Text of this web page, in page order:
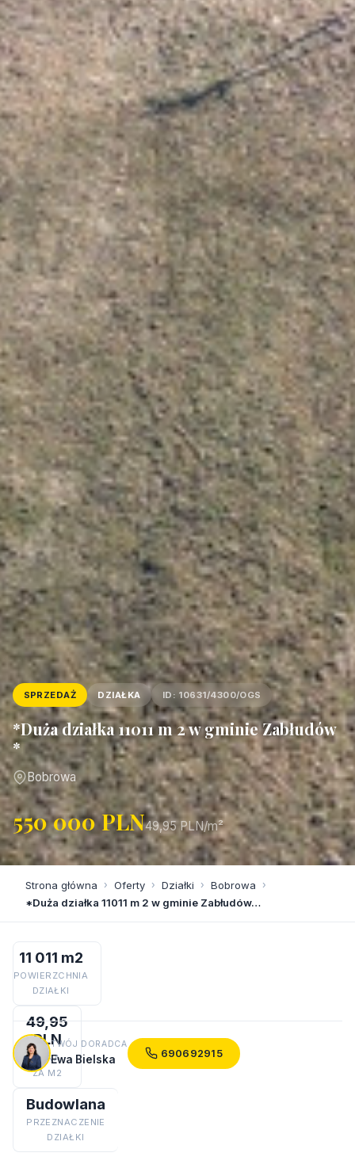
SPRZEDAŻ DZIAŁKA ID: 10631/4300/OGS
*Duża działka 11011 m 2 w gminie Zabłudów
*
Bobrowa
550 000 PLN49,95 PLN/m²
Strona główna › Oferty › Działki › Bobrowa ›
*Duża działka 11011 m 2 w gminie Zabłudów…
11 011 m2
POWIERZCHNIA
DZIAŁKI
49,95
PLN
CENA
ZA M2
Budowlana
PRZEZNACZENIE
DZIAŁKI
TWÓJ DORADCA
Ewa Bielska 690692915